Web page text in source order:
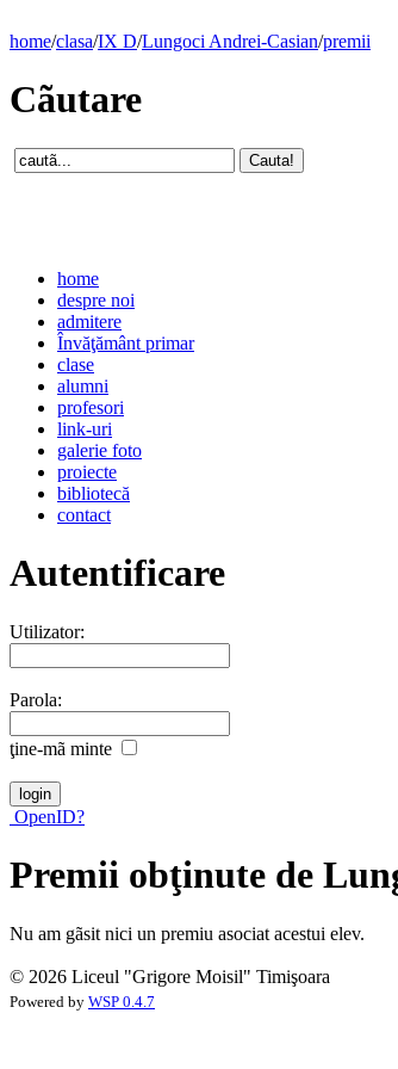
home/clasa/IX D/Lungoci Andrei-Casian/premii
Cãutare
home
despre noi
admitere
Învăţământ primar
clase
alumni
profesori
link-uri
galerie foto
proiecte
bibliotecă
contact
Autentificare
Utilizator:
Parola:
ţine-mã minte
OpenID?
Premii obţinute de
Nu am gãsit nici un premiu asociat acestui elev.
© 2026 Liceul "Grigore Moisil" Timişoara
Powered by WSP 0.4.7